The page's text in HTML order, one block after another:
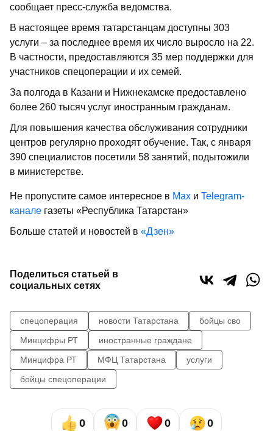
сообщает пресс-служба ведомства.
В настоящее время татарстанцам доступны 303
услуги – за последнее время их число выросло на 22.
В частности, предоставляются 35 мер поддержки для
участников спецоперации и их семей.
За полгода в Казани и Нижнекамске предоставлено
более 260 тысяч услуг иностранным гражданам.
Для повышения качества обслуживания сотрудники
центров регулярно проходят обучение. Так, с января
390 специалистов посетили 58 занятий, подытожили
в министерстве.
Не пропустите самое интересное в Max и Telegram-
канале газеты «Республика Татарстан»
Больше статей и новостей в «Дзен»
Поделиться статьей в
социальных сетях
спецоперация новости Татарстана
бойцы сво
Минцифры РТ
иностранные граждане
Минцифра РТ
МФЦ Татарстана
услуги
бойцы спецоперации
0 0 0 0